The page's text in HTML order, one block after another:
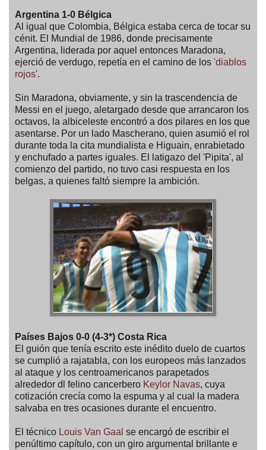
Argentina 1-0 Bélgica
Al igual que Colombia, Bélgica estaba cerca de tocar su
cénit. El Mundial de 1986, donde precisamente
Argentina, liderada por aquel entonces Maradona,
ejerció de verdugo, repetía en el camino de los 'diablos
rojos'.
Sin Maradona, obviamente, y sin la trascendencia de
Messi en el juego, aletargado desde que arrancaron los
octavos, la albiceleste encontró a dos pilares en los que
asentarse. Por un lado Mascherano, quien asumió el rol
durante toda la cita mundialista e Higuain, enrabietado
y enchufado a partes iguales. El latigazo del 'Pipita', al
comienzo del partido, no tuvo casi respuesta en los
belgas, a quienes faltó siempre la ambición.
Países Bajos 0-0 (4-3*) Costa Rica
El guión que tenía escrito este inédito duelo de cuartos
se cumplió a rajatabla, con los europeos más lanzados
al ataque y los centroamericanos parapetados
alrededor dl felino cancerbero Keylor Navas, cuya
cotización crecía como la espuma y al cual la madera
salvaba en tres ocasiones durante el encuentro.
El técnico Louis Van Gaal se encargó de escribir el
penúltimo capítulo, con un giro argumental brillante e